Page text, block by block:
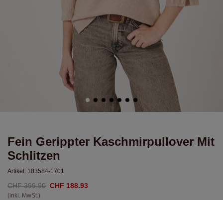
Fein Gerippter Kaschmirpullover Mit
Schlitzen
Artikel: 103584-1701
CHF 399.90 CHF 188.93
(inkl. MwSt.)